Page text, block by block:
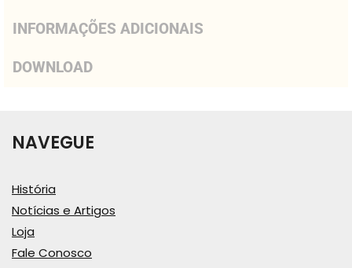
INFORMAÇÕES ADICIONAIS
DOWNLOAD
NAVEGUE
História
Notícias e Artigos
Loja
Fale Conosco